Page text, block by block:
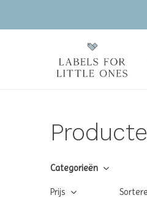
Categorieën
Prijs